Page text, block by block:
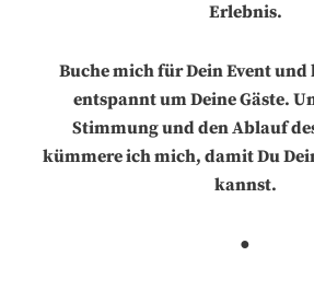
Erlebnis.
Buche mich für Dein Event
entspannt um Deine Gäste.
Stimmung und den Ablauf
kümmere ich mich, damit Du
kannst.
●